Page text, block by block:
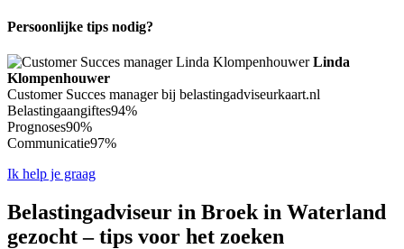
Persoonlijke tips nodig?
Linda
Klompenhouwer
Customer Succes manager bij belastingadviseurkaart.nl
Belastingaangiftes94%
Prognoses90%
Communicatie97%
Ik help je graag
Belastingadviseur in Broek in Waterland
gezocht – tips voor het zoeken